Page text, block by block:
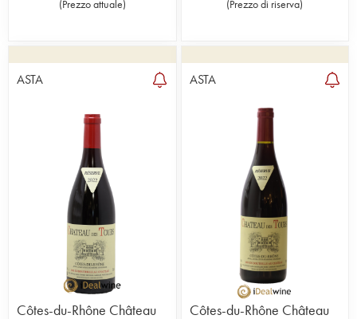
(Prezzo attuale) (Prezzo di riserva)
ASTA
Côtes-du-Rhône Château
ASTA
Côtes-du-Rhône Château